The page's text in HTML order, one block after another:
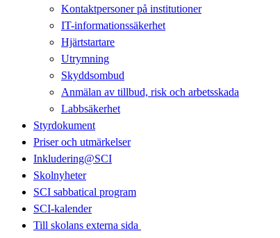
Kontaktpersoner på institutioner
IT-informationssäkerhet
Hjärtstartare
Utrymning
Skyddsombud
Anmälan av tillbud, risk och arbetsskada
Labbsäkerhet
Styrdokument
Priser och utmärkelser
Inkludering@SCI
Skolnyheter
SCI sabbatical program
SCI-kalender
Till skolans externa sida​​​​​​​